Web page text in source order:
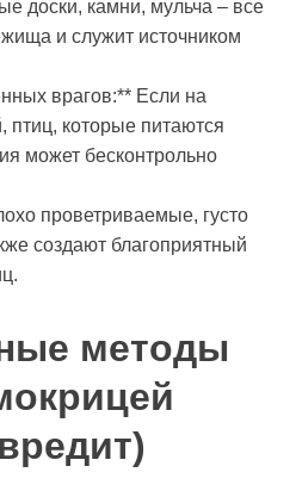
доски, камни, мульча – все
и служит источником
врагов:** Если на
птиц, которые питаются
может бесконтрольно
проветриваемые, густо
создают благоприятный
методы